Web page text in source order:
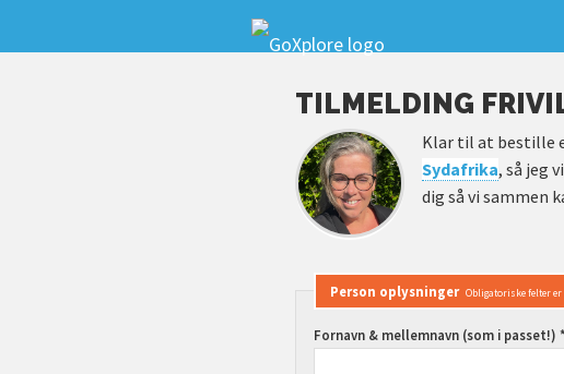
TILMELDING
Klar til at bestille
Sydafrika, så jeg
dig så vi sammen
Person oplysninger Obligatoriske felter
Fornavn & mellemnavn (som i passet!) *